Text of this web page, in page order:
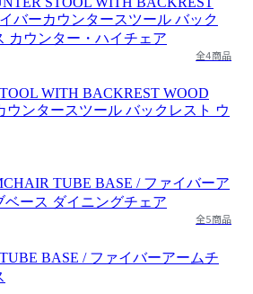
全4商品
WITH BACKREST WOOD
ウンタースツール バックレスト ウ
全5商品
BASE / ファイバーアームチ